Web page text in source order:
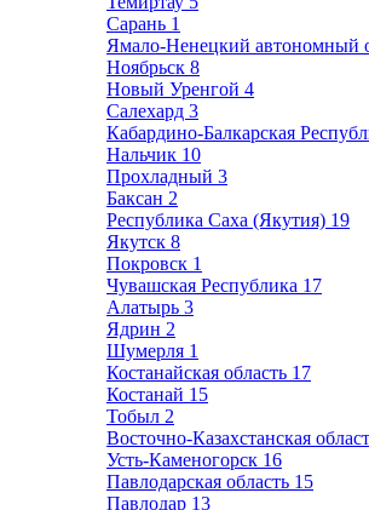
Сарань 1
Ямало-Ненецкий автономный
Ноябрьск 8
Новый Уренгой 4
Салехард 3
Кабардино-Балкарская
Нальчик 10
Прохладный 3
Баксан 2
Республика Саха (Якутия) 19
Якутск 8
Покровск 1
Чувашская Республика 17
Алатырь 3
Ядрин 2
Шумерля 1
Костанайская область 17
Костанай 15
Тобыл 2
Восточно-Казахстанская
Усть-Каменогорск 16
Павлодарская область 15
Павлодар 13